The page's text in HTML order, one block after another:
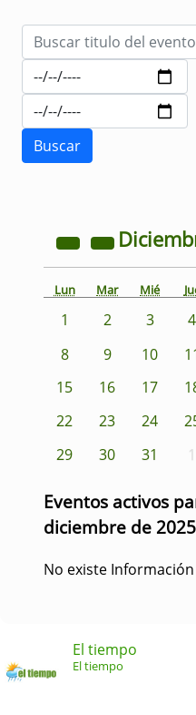
Lun Mar Mié
1 2 3 4
8
9 10
15
16 17
22
23 24
29
30 31 1
Eventos activos
diciembre de 2025
No existe Información
El tiempo
El tiempo